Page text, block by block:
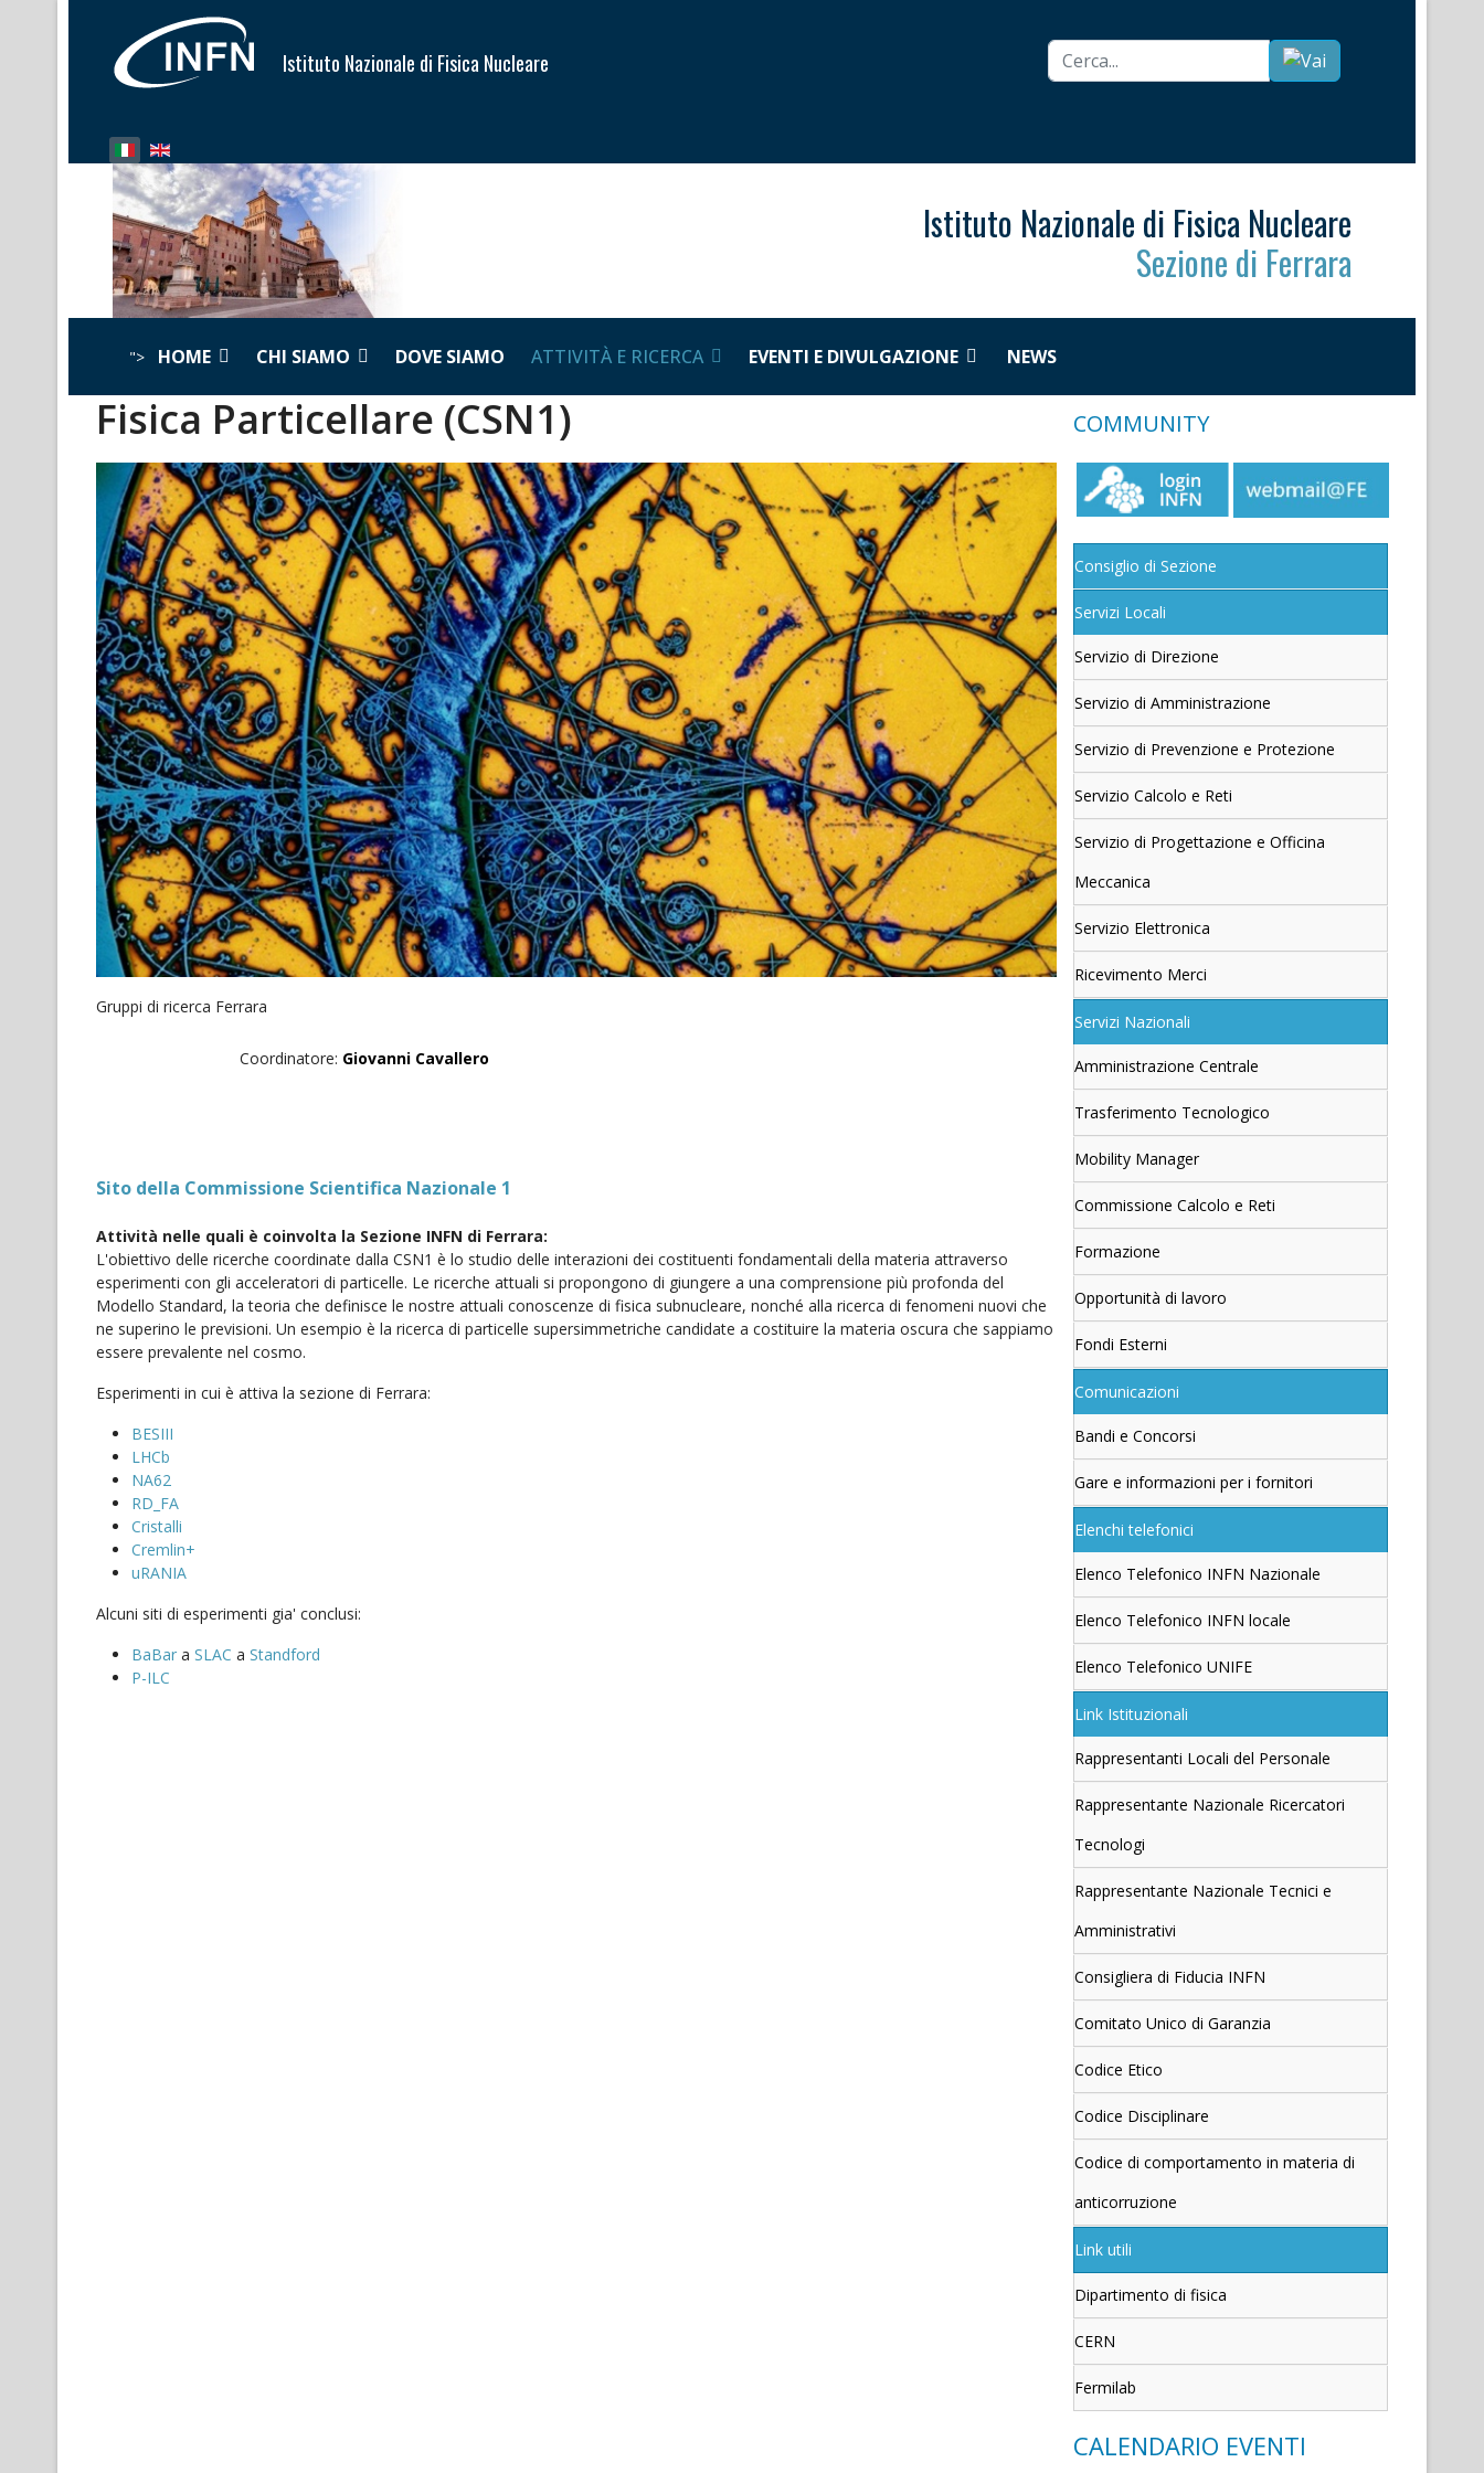
Istituto Nazionale di Fisica Nucleare
Seleziona la tua lingua
Cerca...
Istituto Nazionale di Fisica Nucleare
Sezione di Ferrara
"> HOME CHI SIAMO DOVE SIAMO ATTIVITÀ E RICERCA EVENTI E DIVULGAZIONE NEWS
Fisica Particellare (CSN1)
Gruppi di ricerca Ferrara
Coordinatore: Giovanni Cavallero
Sito della Commissione Scientifica Nazionale 1
Attività nelle quali è coinvolta la Sezione INFN di Ferrara:
L'obiettivo delle ricerche coordinate dalla CSN1 è lo studio delle interazioni dei costituenti fondamentali della materia attraverso
esperimenti con gli acceleratori di particelle. Le ricerche attuali si propongono di giungere a una comprensione più profonda del
Modello Standard, la teoria che definisce le nostre attuali conoscenze di fisica subnucleare, nonché alla ricerca di fenomeni nuovi che
ne superino le previsioni. Un esempio è la ricerca di particelle supersimmetriche candidate a costituire la materia oscura che sappiamo
essere prevalente nel cosmo.
Esperimenti in cui è attiva la sezione di Ferrara:
BESIII
LHCb
NA62
RD_FA
Cristalli
Cremlin+
uRANIA
Alcuni siti di esperimenti gia' conclusi:
BaBar a SLAC a Standford
P-ILC
COMMUNITY
Consiglio di Sezione
Servizi Locali
Servizio di Direzione
Servizio di Amministrazione
Servizio di Prevenzione e Protezione
Servizio Calcolo e Reti
Servizio di Progettazione e Officina
Meccanica
Servizio Elettronica
Ricevimento Merci
Servizi Nazionali
Amministrazione Centrale
Trasferimento Tecnologico
Mobility Manager
Commissione Calcolo e Reti
Formazione
Opportunità di lavoro
Fondi Esterni
Comunicazioni
Bandi e Concorsi
Gare e informazioni per i fornitori
Elenchi telefonici
Elenco Telefonico INFN Nazionale
Elenco Telefonico INFN locale
Elenco Telefonico UNIFE
Link Istituzionali
Rappresentanti Locali del Personale
Rappresentante Nazionale Ricercatori
Tecnologi
Rappresentante Nazionale Tecnici e
Amministrativi
Consigliera di Fiducia INFN
Comitato Unico di Garanzia
Codice Etico
Codice Disciplinare
Codice di comportamento in materia di
anticorruzione
Link utili
Dipartimento di fisica
CERN
Fermilab
CALENDARIO EVENTI